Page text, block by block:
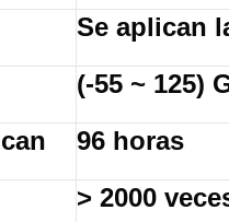
Se aplican
(-55 ~ 125)
96 horas
> 2000